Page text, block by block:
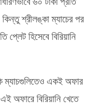
কিন্তু শ্রীলঙ্কা ম্যাচের পর
হিসেবে বিরিয়ানি
ম্যাচগুলিতেও একই অফার
অফারে বিরিয়ানি খেতে